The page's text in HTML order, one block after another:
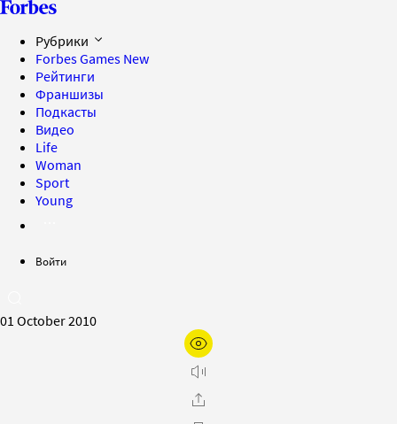
Рубрики
Forbes Games New
Рейтинги
Франшизы
Подкасты
Видео
Life
Woman
Sport
Young
Войти
01 October 2010